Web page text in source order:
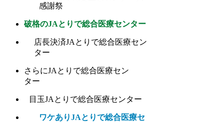
感謝祭
破格のJAとりで総合医療センター
店長決済JAとりで総合医療セン
ター
さらにJAとりで総合医療セン
ター
目玉JAとりで総合医療センター
ワケありJAとりで総合医療セ